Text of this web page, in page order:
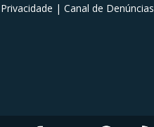
Privacidade |Canal de Denúncias